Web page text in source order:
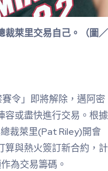
萊里交易自己。（圖／
令」即將解除，邁阿密
容或盡快進行交易。根據
裁萊里(Pat Riley)開會
算與熱火簽訂新合約，計
為交易籌碼。